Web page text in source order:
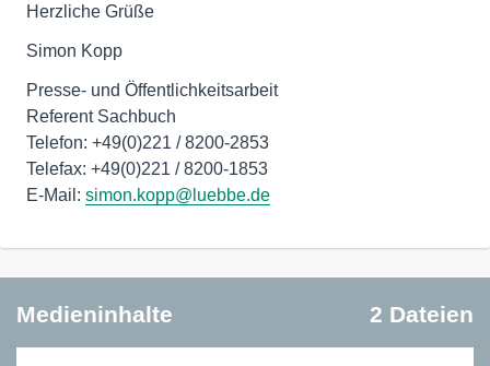
Herzliche Grüße
Simon Kopp
Presse- und Öffentlichkeitsarbeit
Referent Sachbuch
Telefon: +49(0)221 / 8200-2853
Telefax: +49(0)221 / 8200-1853
E-Mail: simon.kopp@luebbe.de
Medieninhalte 2 Dateien